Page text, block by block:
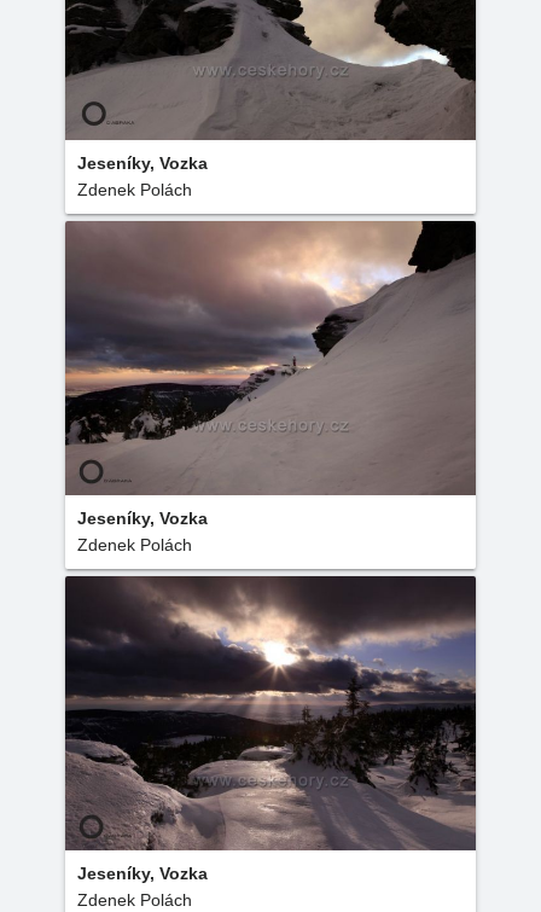
Jeseníky, Vozka
Zdenek Polách
Jeseníky, Vozka
Zdenek Polách
Jeseníky, Vozka
Zdenek Polách